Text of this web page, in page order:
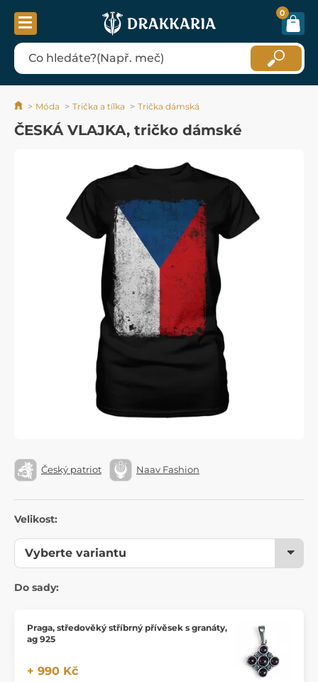
0
Móda Trička a tílka Trička dámská
ČESKÁ VLAJKA, tričko dámské
Český patriot Naav Fashion
Velikost:
Do sady:
Praga, středověký stříbrný přívěsek s granáty,
ag 925
+ 990 Kč